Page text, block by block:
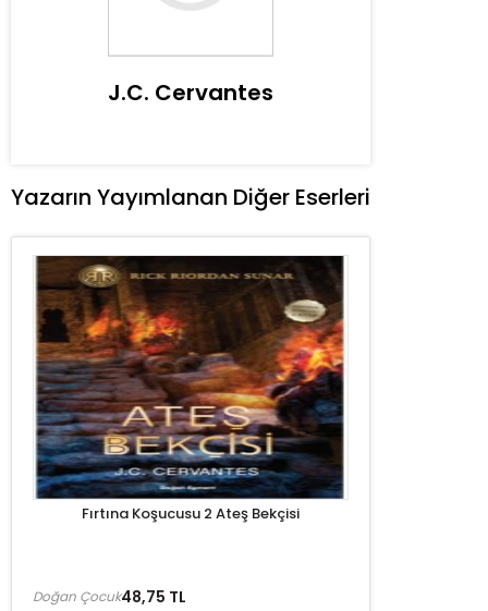
J.C. Cervantes
Yazarın Yayımlanan Diğer Eserleri
Fırtına Koşucusu 2 Ateş Bekçisi
48,75 TL
Doğan Çocuk